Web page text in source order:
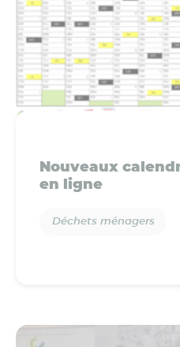
Nouveaux
en ligne
Déchets ménagers